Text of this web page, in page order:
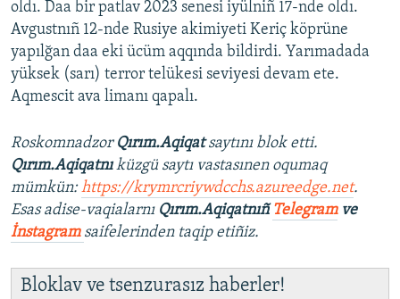
oldı. Daa bir patlav 2023 senesi iyülniñ 17-nde oldı.
Avgustnıñ 12-nde Rusiye akimiyeti Keriç köprüne
yapılğan daa eki ücüm aqqında bildirdi. Yarımadada
yüksek (sarı) terror telükesi seviyesi devam ete.
Aqmescit ava limanı qapalı.
Roskomnadzor Qırım.Aqiqatsaytını blok etti.
Qırım.Aqiqatnıküzgü saytı vastasınen oqumaq
mümkün:https://krymrcriywdcchs.azureedge.net.
Esas adise-vaqialarnı Qırım.AqiqatnıñTelegramve
İnstagram saifelerinden taqip etiñiz.
Bloklav ve tsenzurasız haberler!